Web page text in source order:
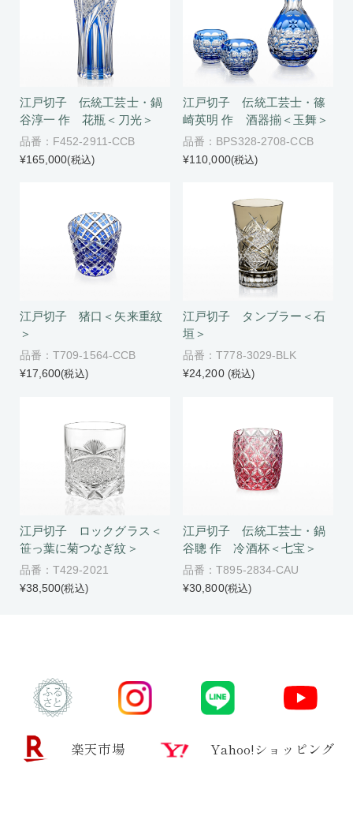
江戸切子 伝統工芸士・鍋
谷淳一 作 花瓶＜刀光＞
品番：F452-2911-CCB
¥165,000(税込)
江戸切子 伝統工芸士・篠
崎英明 作 酒器揃＜玉舞＞
品番：BPS328-2708-CCB
¥110,000(税込)
江戸切子 猪口＜矢来重紋
＞
品番：T709-1564-CCB
¥17,600(税込)
江戸切子 タンブラー＜石
垣＞
品番：T778-3029-BLK
¥24,200 (税込)
江戸切子 ロックグラス＜
笹っ葉に菊つなぎ紋＞
品番：T429-2021
¥38,500(税込)
江戸切子 伝統工芸士・鍋
谷聰 作 冷酒杯＜七宝＞
品番：T895-2834-CAU
¥30,800(税込)
楽天市場 Yahoo!ショッピング